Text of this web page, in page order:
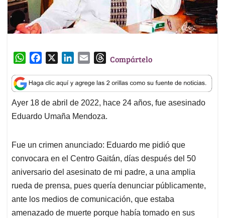
W
a
t
s
A
p
c
e
b
o
k
n
k
e
d
n
a
i
l
T
r
e
a
d
Compártelo
Ayer 18 de abril de 2022, hace 24 años, fue asesinado
Eduardo Umaña Mendoza.
Fue un crimen anunciado: Eduardo me pidió que
convocara en el Centro Gaitán, días después del 50
aniversario del asesinato de mi padre, a una amplia
rueda de prensa, pues quería denunciar públicamente,
ante los medios de comunicación, que estaba
amenazado de muerte porque había tomado en sus